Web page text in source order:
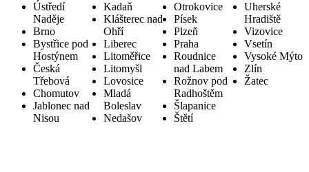
Ústředí
Naděje
Brno
Bystřice pod
Hostýnem
Česká
Třebová
Chomutov
Jablonec nad
Nisou
Kadaň
Klášterec nad
Ohří
Liberec
Litoměřice
Litomyšl
Lovosice
Mladá
Boleslav
Nedašov
Otrokovice
Písek
Plzeň
Praha
Roudnice
nad Labem
Rožnov pod
Radhoštěm
Šlapanice
Štětí
Uherské
Hradiště
Vizovice
Vsetín
Vysoké Mýto
Zlín
Žatec